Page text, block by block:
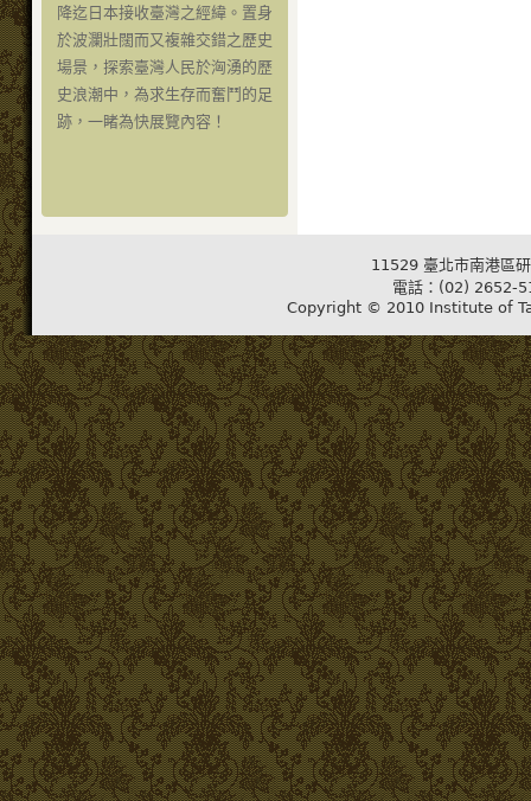
降迄日本接收臺灣之經緯。置身
於波瀾壯闊而又複雜交錯之歷史
場景，探索臺灣人民於洶湧的歷
史浪潮中，為求生存而奮鬥的足
跡，一睹為快展覽內容！
11529 臺北市南港區
電話：(02) 2652-
Copyright © 2010 Institute of